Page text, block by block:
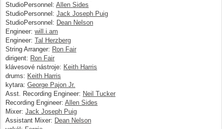
StudioPersonnel: Allen Sides
StudioPersonnel: Jack Joseph Puig
StudioPersonnel: Dean Nelson
Engineer: will.i.am
Engineer: Tal Herzberg
String Arranger: Ron Fair
dirigent: Ron Fair
klávesové nástroje: Keith Harris
drums: Keith Harris
kytara: George Pajon Jr.
Asst. Recording Engineer: Neil Tucker
Recording Engineer: Allen Sides
Mixer: Jack Joseph Puig
Assistant Mixer: Dean Nelson